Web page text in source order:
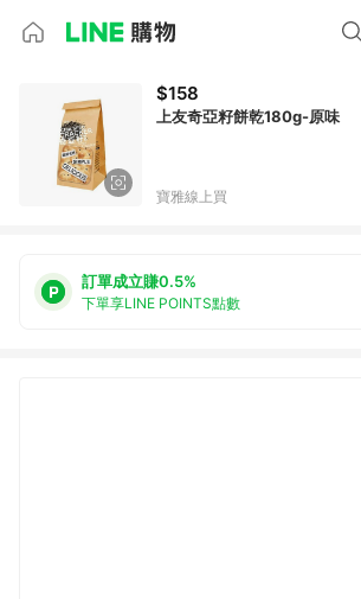
$158
上友奇亞籽餅乾180g-原味
寶雅線上買
訂單成立賺0.5%
下單享LINE POINTS點數